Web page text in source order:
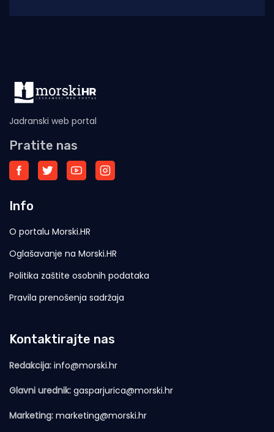
Jadranski web portal
Pratite nas
Info
O portalu Morski.HR
Oglašavanje na Morski.HR
Politika zaštite osobnih podataka
Pravila prenošenja sadržaja
Kontaktirajte nas
Redakcija: info@morski.hr
Glavni urednik: gasparjurica@morski.hr
Marketing: marketing@morski.hr